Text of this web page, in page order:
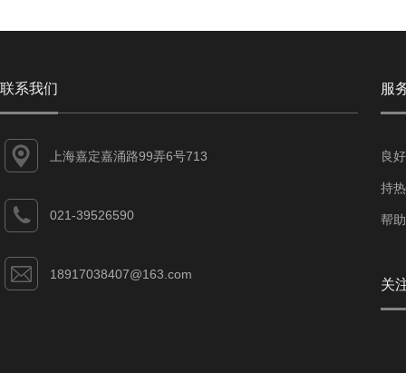
联系我们
上海嘉定嘉涌路99弄6号713
021-39526590
18917038407@163.com
服
良
持
帮
关